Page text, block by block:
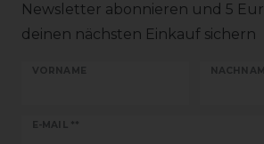
Newsletter abonnieren und 5
deinen nächsten Einkauf sichern
VORNAME
E-MAIL **
Newsletter